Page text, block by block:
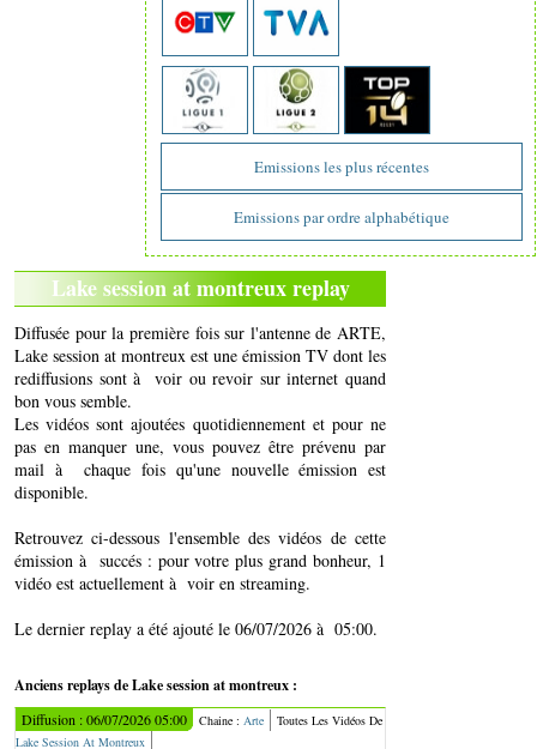
Emissions les plus récentes
Emissions par ordre alphabétique
Lake session at montreux replay
Diffusée pour la première fois sur l'antenne de ARTE,
Lake session at montreux est une émission TV dont les
rediffusions sont à voir ou revoir sur internet quand
bon vous semble.
Les vidéos sont ajoutées quotidiennement et pour ne
pas en manquer une, vous pouvez être prévenu par
mail à chaque fois qu'une nouvelle émission est
disponible.
Retrouvez ci-dessous l'ensemble des vidéos de cette
émission à succés : pour votre plus grand bonheur, 1
vidéo est actuellement à voir en streaming.
Le dernier replay a été ajouté le 06/07/2026 à 05:00.
Anciens replays de Lake session at montreux :
Diffusion : 06/07/2026 05:00 Chaine : Arte
Toutes Les Vidéos De
Lake Session At Montreux